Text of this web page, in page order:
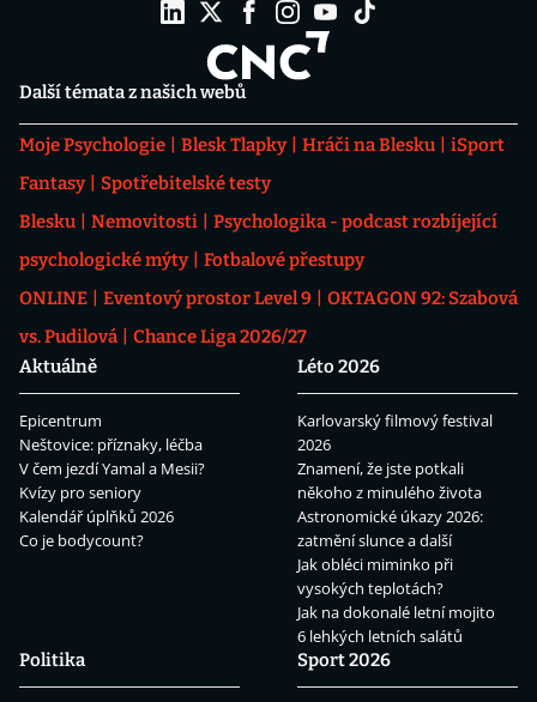
Další témata z našich webů
Moje Psychologie Blesk Tlapky Hráči na Blesku
iSport
Fantasy
Spotřebitelské testy
Blesku
Nemovitosti
Psychologika - podcast rozbíjející
psychologické mýty
Fotbalové přestupy
ONLINE
Eventový prostor Level 9
OKTAGON 92: Szabová
vs. Pudilová
Chance Liga 2026/27
Aktuálně
Epicentrum
Neštovice: příznaky, léčba
V čem jezdí Yamal a Mesii?
Kvízy pro seniory
Kalendář úplňků 2026
Co je bodycount?
Léto 2026
Karlovarský filmový festival
2026
Znamení, že jste potkali
někoho z minulého života
Astronomické úkazy 2026:
zatmění slunce a další
Jak obléci miminko při
vysokých teplotách?
Jak na dokonalé letní mojito
6 lehkých letních salátů
Politika
Sport 2026